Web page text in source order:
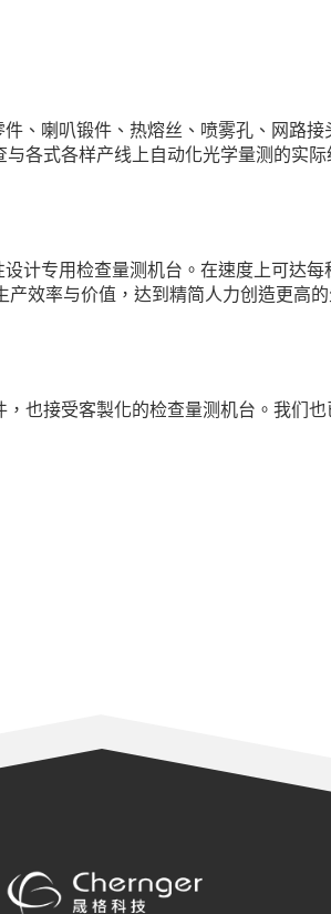
、喇叭锻件、热熔丝、喷雾孔、网路
各式各样产线上自动化光学量测的实际
计专用检查量测机台。在速度上可达
效率与价值，达到精简人力创造更高的
也接受客製化的检查量测机台。我们